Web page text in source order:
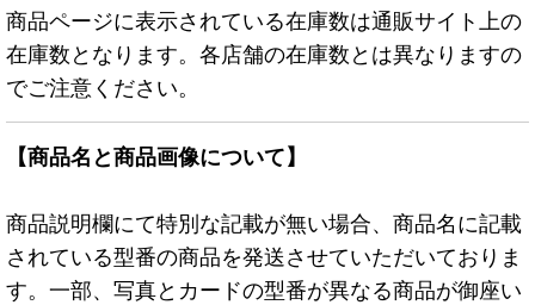
商品ページに表示されている在庫数は通販サイト上の
在庫数となります。各店舗の在庫数とは異なりますの
でご注意ください。
【商品名と商品画像について】
商品説明欄にて特別な記載が無い場合、商品名に記載
されている型番の商品を発送させていただいておりま
す。一部、写真とカードの型番が異なる商品が御座い